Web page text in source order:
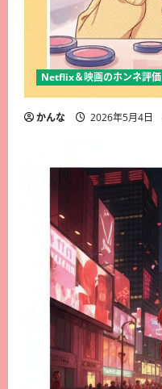
Netflix＆映画のホンネ評価
かんな 2026年5月4日